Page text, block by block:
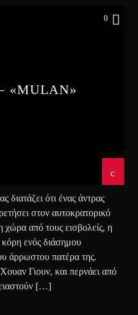
0
διατάζει ότι ένας άντρας
στον αυτοκρατορικό
χώρα από τους εισβολείς, η
ενός διάσημου
άρρωστου πατέρα της.
Γιουν, και περνάει από
[…]